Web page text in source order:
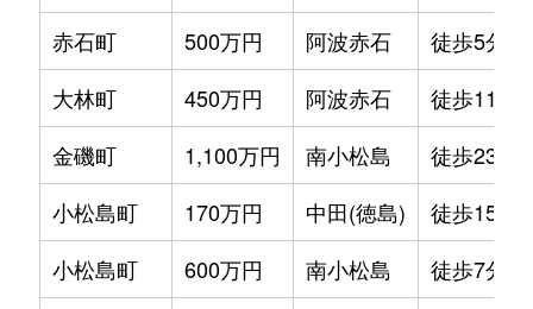
赤石町
500万円 阿波赤石
徒歩5分
大林町
450万円 阿波赤石
徒歩11分
金磯町
1,100万円 南小松島
徒歩23分
小松島町
170万円 中田(徳島)
徒歩15分
小松島町
600万円 南小松島
徒歩7分